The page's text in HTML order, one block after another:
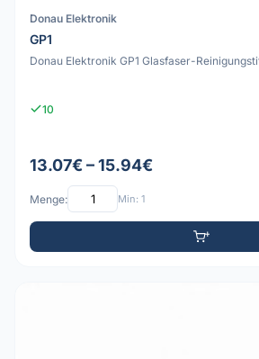
Donau Elektronik
GP1
Donau Elektronik GP1 Glasfaser-
10
13.07€ – 15.94€
Menge: Min: 1